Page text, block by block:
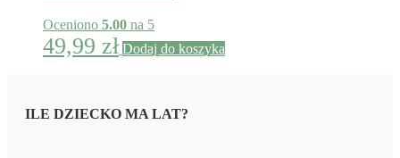
Oceniono 5.00 na 5
49,99 zł Dodaj do koszyka
ILE DZIECKO MA LAT?